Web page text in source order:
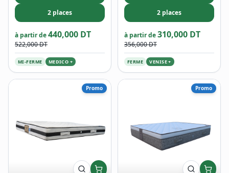
2 places
à partir de440,000 DT
522,000 DT
MI-FERME MEDICO +
2 places
à partir de310,000 DT
356,000 DT
FERME VENISE +
Promo Promo